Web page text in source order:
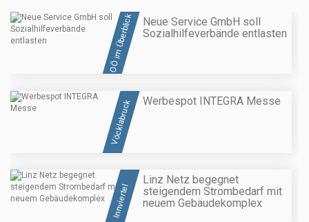
OÖ im Überblick
Neue Service GmbH soll
Sozialhilfeverbände entlasten
Vöcklabruck Werbespot INTEGRA Messe
Innviertel
Linz Netz begegnet
steigendem Strombedarf mit
neuem Gebäudekomplex